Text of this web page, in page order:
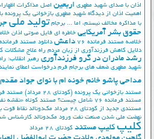
اذان با صدای شهید مطهری اربعین اصل مذاکرات
اهمیت اذان از دیدگاه شهید مطهری بازخوانی یک پرونده
با مذاکره مخالف نیستم، اما ... برجام تولید ملی
حقوق بشر آمریکایی خاطره ای فایل صوتی اذان
خلاصه مستند فرمانده 76
داعش دانلود مستند فرمانده 76
دلایل کاهش فرزندآوری از زبان مردم راه علاج مشکلات
رشد مادران در گرو فرزندآوری رهبر انقلاب:
شهید مطهری ضعف های برجام فرم درخواست اعطای
مداحی پاشو خانم خونه ام با نوای جواد مقدم
مستند بازخوانی یک پرونده (کودتای 28 مرداد)
مستند
مستند فرمانده 76 شامل چیست؟
مستند کوتاه «نقشه
مستندی جدید از کودتای 28 مرداد
مک‌دونالد نقاط قوت
نهضت ملي شدن صنعت نفت ورود مک‌دونالد کارشناس
کلیپ کلیپ مستند کودتای 28 مرداد